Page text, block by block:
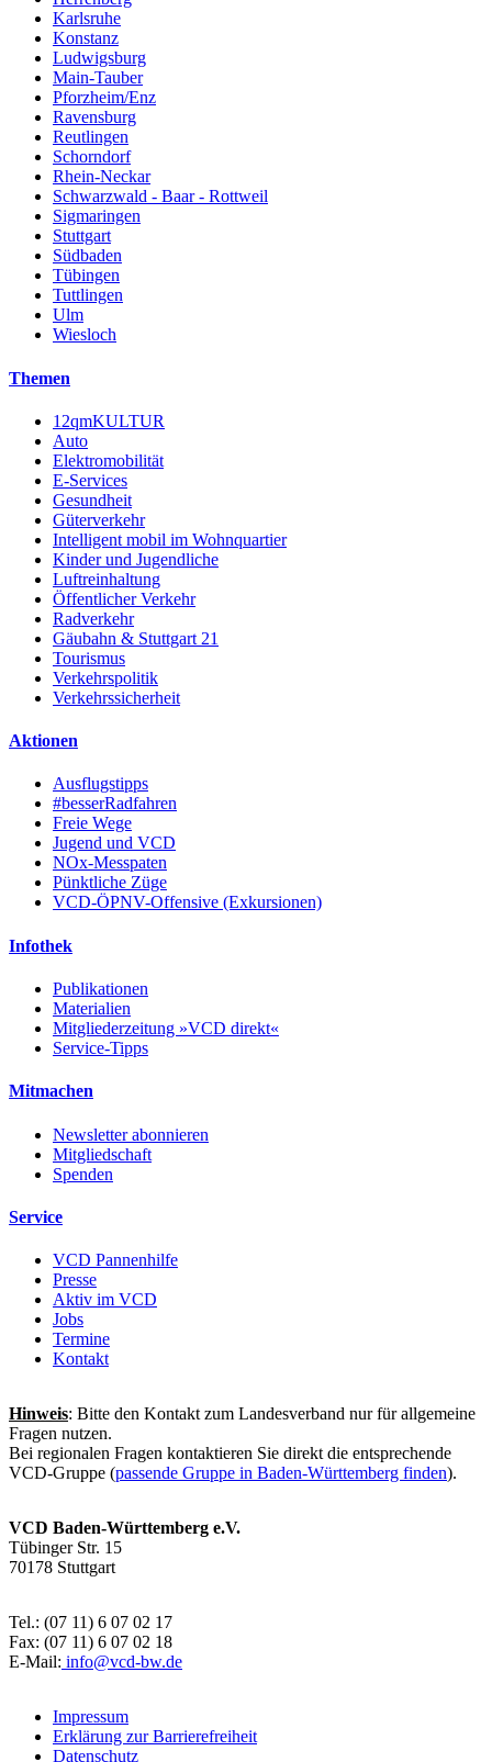
Karlsruhe
Konstanz
Ludwigsburg
Main-Tauber
Pforzheim/Enz
Ravensburg
Reutlingen
Schorndorf
Rhein-Neckar
Schwarzwald - Baar - Rottweil
Sigmaringen
Stuttgart
Südbaden
Tübingen
Tuttlingen
Ulm
Wiesloch
Themen
12qmKULTUR
Auto
Elektromobilität
E-Services
Gesundheit
Güterverkehr
Intelligent mobil im Wohnquartier
Kinder und Jugendliche
Luftreinhaltung
Öffentlicher Verkehr
Radverkehr
Gäubahn & Stuttgart 21
Tourismus
Verkehrspolitik
Verkehrssicherheit
Aktionen
Ausflugstipps
#besserRadfahren
Freie Wege
Jugend und VCD
NOx-Messpaten
Pünktliche Züge
VCD-ÖPNV-Offensive (Exkursionen)
Infothek
Publikationen
Materialien
Mitgliederzeitung »VCD direkt«
Service-Tipps
Mitmachen
Newsletter abonnieren
Mitgliedschaft
Spenden
Service
VCD Pannenhilfe
Presse
Aktiv im VCD
Jobs
Termine
Kontakt
Hinweis: Bitte den Kontakt zum Landesverband nur für allgemeine
Fragen nutzen.
Bei regionalen Fragen kontaktieren Sie direkt die entsprechende
VCD-Gruppe (passende Gruppe in Baden-Württemberg finden).
VCD Baden-Württemberg e.V.
Tübinger Str. 15
70178 Stuttgart
Tel.: (07 11) 6 07 02 17
Fax: (07 11) 6 07 02 18
E-Mail: info@vcd-bw.de
Impressum
Erklärung zur Barrierefreiheit
Datenschutz